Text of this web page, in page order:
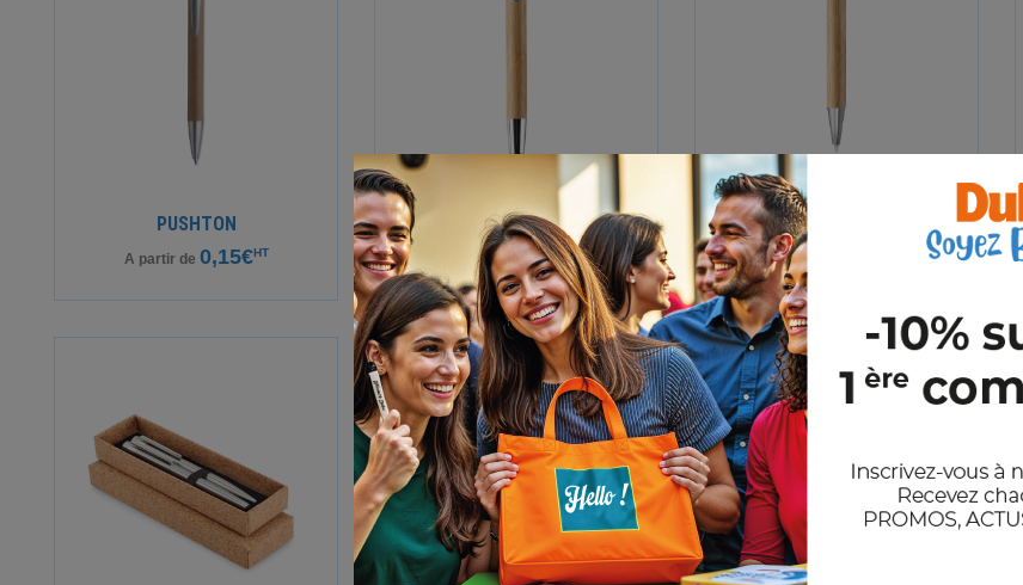
PUSHTON
A partir de 0,15€HT
BYRON
A partir de 0,26€HT
SUMATRA
A partir de